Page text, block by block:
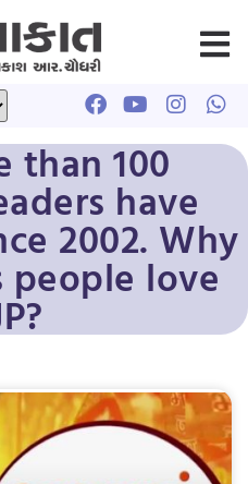
than 100
have
2002. Why
people love